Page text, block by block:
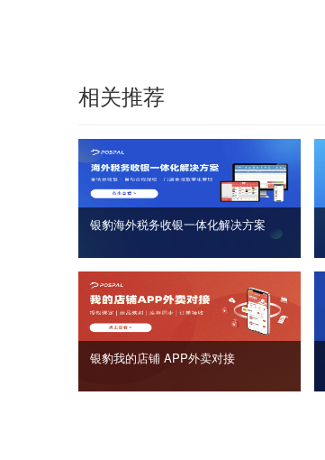
相关推荐
银豹海外税务收银一体化解决方案
银豹我的店铺 APP外卖对接